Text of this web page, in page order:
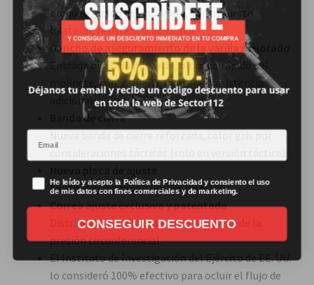
bloqueo rápido del molinete, contrafuerte
bilateral, resistencia adicional.
Gancho de aseguramiento de la varilla mejorado
Entrada biselada bilateral, bloqueo rápido del
molinete, contrafuerte bilateral, resistencia
adicional.
Banda de cierre
Ajuste mejorado con bordes biselados.
Correa ajuste exclusiva y patentada
Distribución verdaderamente uniforme de la
presión circunferencial.
El Instituto de Investigación del Ejército de EE. UU.
lo consideró 100% efectivo para ocluir el flujo de
Email
Politica de privacidad
He leído y acepto la Política de Privacidad y consiento el uso
de mis datos con fines comerciales y de marketing.
CONSEGUIR DESCUENTO